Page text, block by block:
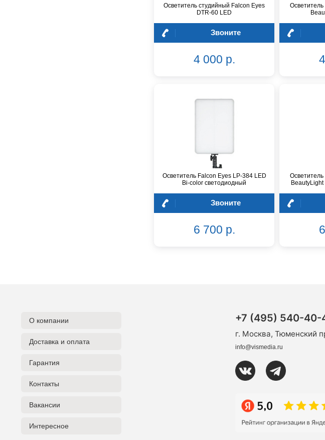
Greg Bennett
Hora
INVOTONE
JET
Kawai
Осветитель студийный Falcon Eyes
DTR-60 LED
Звоните
4 000 р.
Осветитель
Осветитель Falcon Eyes LP-384 LED
Bi-color светодиодный
Звоните
6 700 р.
Осветитель
BeautyLight
О компании
Доставка и оплата
Гарантия
Контакты
Вакансии
Интересное
+7 (495) 540-40-
г. Москва, Тюменский
info@vismedia.ru